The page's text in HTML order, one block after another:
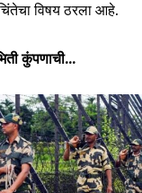
विषय ठरला आहे.
कुंपणाची…